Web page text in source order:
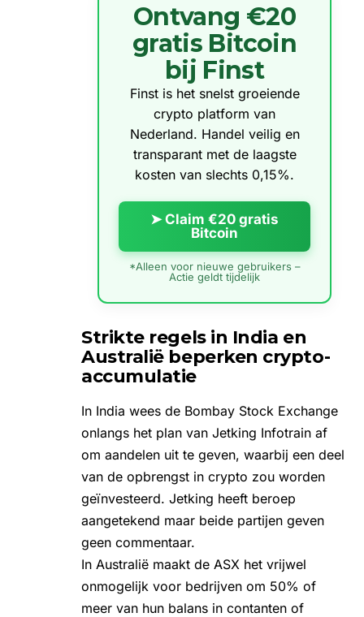
Ontvang €20
gratis Bitcoin
bij Finst
Finst is het snelst groeiende
crypto platform van
Nederland. Handel veilig en
transparant met de laagste
kosten van slechts 0,15%.
➤ Claim €20 gratis
Bitcoin
*Alleen voor nieuwe gebruikers –
Actie geldt tijdelijk
Strikte regels in India en
Australië beperken crypto-
accumulatie
In India wees de Bombay Stock Exchange
onlangs het plan van Jetking Infotrain af
om aandelen uit te geven, waarbij een deel
van de opbrengst in crypto zou worden
geïnvesteerd. Jetking heeft beroep
aangetekend maar beide partijen geven
geen commentaar.
In Australië maakt de ASX het vrijwel
onmogelijk voor bedrijven om 50% of
meer van hun balans in contanten of